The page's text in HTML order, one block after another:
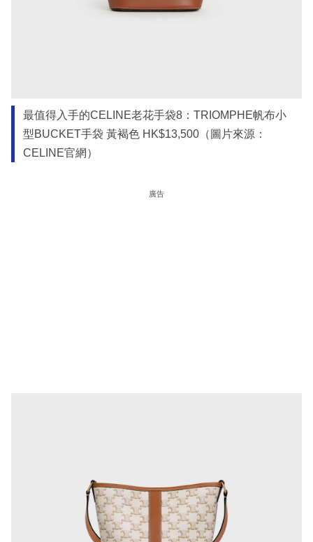
最值得入手的CELINE老花手袋8：TRIOMPHE帆布小
型BUCKET手袋 黃褐色 HK$13,500（圖片來源：
CELINE官網）
廣告